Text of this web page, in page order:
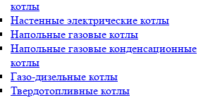
котлы
Настенные электрические котлы
Напольные газовые котлы
Напольные газовые конденсационные
котлы
Газо-дизельные котлы
Твердотопливные котлы